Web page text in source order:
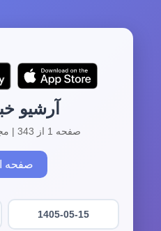
آرشیو
صفحه 1 از 343 | مجموع 3424 آرشیو
صفحه
1405-05-15